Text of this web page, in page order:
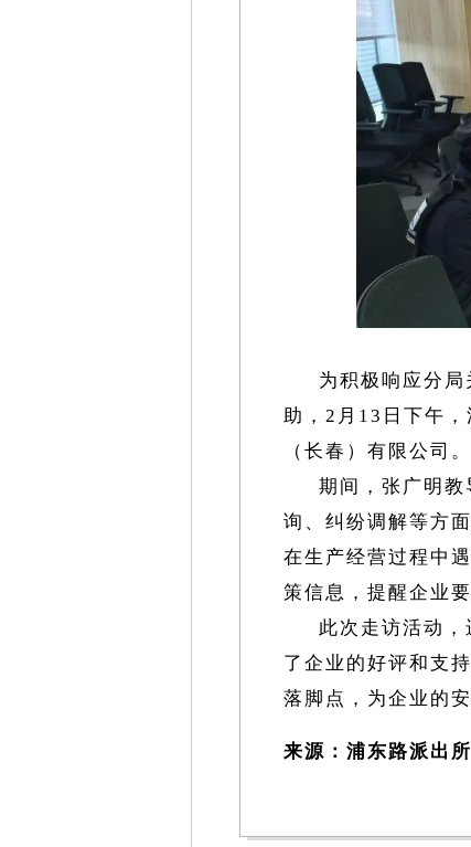
为积极响应分
助，2月13日下午
（长春）有限公司。
期间，张广明
询、纠纷调解等方
在生产经营过程中
策信息，提醒企业
此次走访活动
了企业的好评和支
落脚点，为企业的
来源：浦东路派出所